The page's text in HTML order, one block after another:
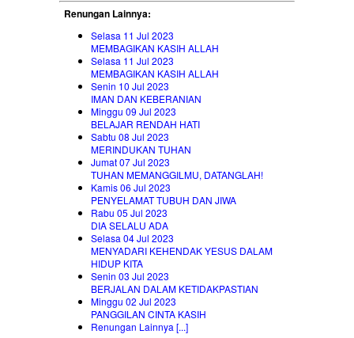
Renungan Lainnya:
Selasa 11 Jul 2023
MEMBAGIKAN KASIH ALLAH
Selasa 11 Jul 2023
MEMBAGIKAN KASIH ALLAH
Senin 10 Jul 2023
IMAN DAN KEBERANIAN
Minggu 09 Jul 2023
BELAJAR RENDAH HATI
Sabtu 08 Jul 2023
MERINDUKAN TUHAN
Jumat 07 Jul 2023
TUHAN MEMANGGILMU, DATANGLAH!
Kamis 06 Jul 2023
PENYELAMAT TUBUH DAN JIWA
Rabu 05 Jul 2023
DIA SELALU ADA
Selasa 04 Jul 2023
MENYADARI KEHENDAK YESUS DALAM
HIDUP KITA
Senin 03 Jul 2023
BERJALAN DALAM KETIDAKPASTIAN
Minggu 02 Jul 2023
PANGGILAN CINTA KASIH
Renungan Lainnya [...]